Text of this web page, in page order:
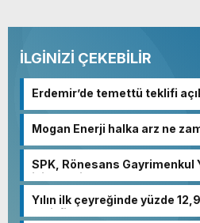
İLGİNİZİ ÇEKEBİLİR
Erdemir’de temettü teklifi
Mogan Enerji halka arz ne
SPK, Rönesans Gayrimenkul
izin verdi
Yılın ilk çeyreğinde yüzde
varil fiyatı: 87 dolar